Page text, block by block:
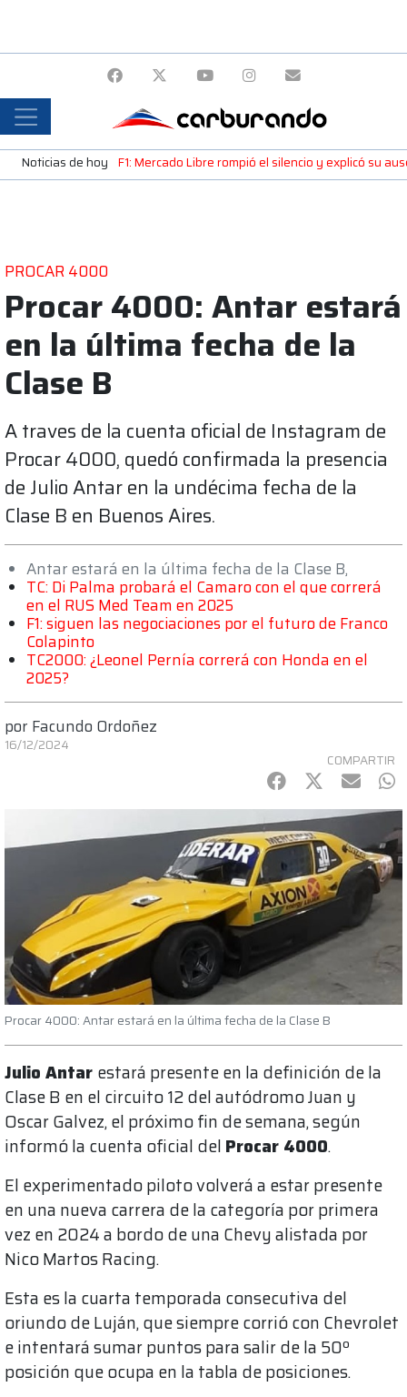
Noticias de hoy F1: Mercado Libre rompió el silencio y explicó su
PROCAR 4000
Procar 4000: Antar estará
en la última fecha de la
Clase B
A traves de la cuenta oficial de Instagram de
Procar 4000, quedó confirmada la presencia
de Julio Antar en la undécima fecha de la
Clase B en Buenos Aires.
Antar estará en la última fecha de la Clase B,
TC: Di Palma probará el Camaro con el que correrá
en el RUS Med Team en 2025
F1: siguen las negociaciones por el futuro de Franco
Colapinto
TC2000: ¿Leonel Pernía correrá con Honda en el
2025?
por Facundo Ordoñez
16/12/2024
COMPARTIR
Facebook
Twitter
mail
Procar 4000: Antar estará en la última fecha de la Clase B
Julio Antar estará presente en la definición de la
Clase B en el circuito 12 del autódromo Juan y
Oscar Galvez, el próximo fin de semana, según
informó la cuenta oficial del Procar 4000.
El experimentado piloto volverá a estar presente
en una nueva carrera de la categoría por primera
vez en 2024 a bordo de una Chevy alistada por
Nico Martos Racing.
Esta es la cuarta temporada consecutiva del
oriundo de Luján, que siempre corrió con Chevrolet
e intentará sumar puntos para salir de la 50º
posición que ocupa en la tabla de posiciones.